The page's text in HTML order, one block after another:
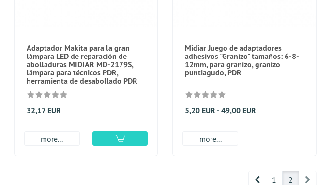
Adaptador Makita para la gran
lámpara LED de reparación de
abolladuras MIDIAR MD-2179S,
lámpara para técnicos PDR,
herramienta de desabollado PDR
32,17 EUR
more...
Midiar Juego de adaptadores
adhesivos "Granizo" tamaños: 6-8-
12mm, para granizo, granizo
puntiagudo, PDR
5,20 EUR - 49,00 EUR
more...
Prev1 2